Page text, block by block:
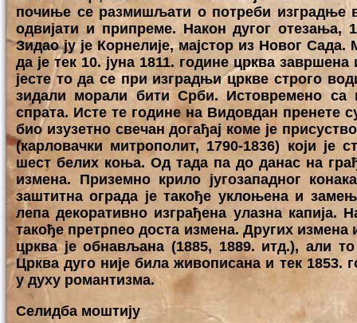
почиње се размишљати о потреби изградње
одвијати и припреме. Након дугог отезања,
Зидао ју је Корнелије, мајстор из Новог
да је тек 10. јуна 1811. године црква
јесте то да се при изградњи цркве строго
зидали морали бити Срби. Истовремено са
спрата. Исте те године на Видовдан пренете
био изузетно свечан догађај коме је
(карловачки митрополит, 1790-1836) који је
шест белих коња. Од тада па до данас на
измена. Приземно крило југозападног
заштитна ограда је такође уклоњена и
лепа декоративно изграђена улазна капија.
такође претрпео доста измена. Других измена
црква је обнављана (1885, 1889. итд.), али
Црква дуго није била живописана и тек 1853.
у духу романтизма.
Селидба моштију